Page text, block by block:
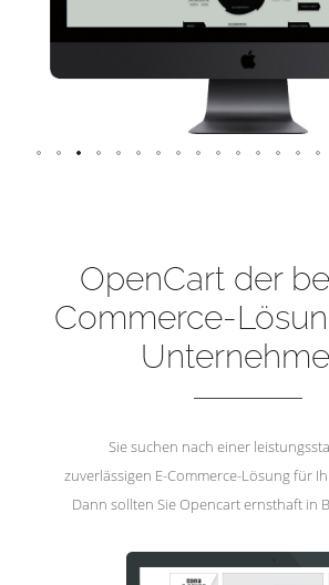
OpenCart der
Commerce-
Sie suchen nach einer
zuverlässigen E-Commerce-Lösung für
Dann sollten Sie Opencart ernsthaft in